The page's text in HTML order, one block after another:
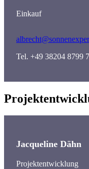
Einkauf
Tel. +49 38204 8799
Jacqueline Dähn
Projektentwicklung